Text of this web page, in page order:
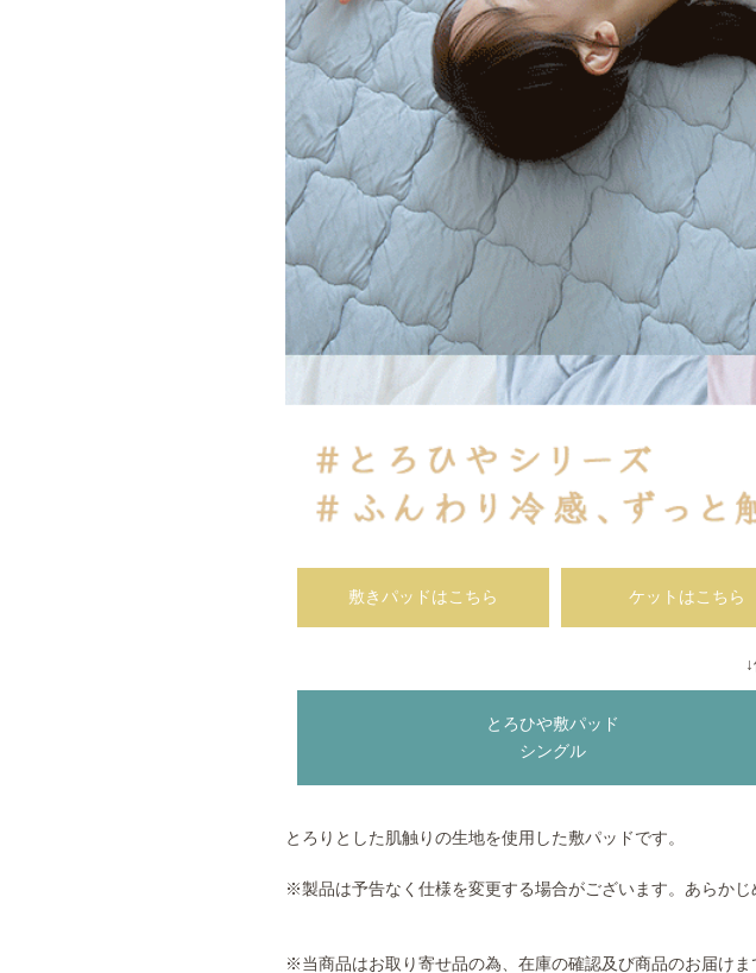
敷きパッドはこちら ケットはこちら
とろひや敷パッド
シングル
とろりとした肌触りの生地を使用した敷パッドです。
※製品は予告なく仕様を変更する場合がございます。あらかじ
※当商品はお取り寄せ品の為、在庫の確認及び商品のお届けま